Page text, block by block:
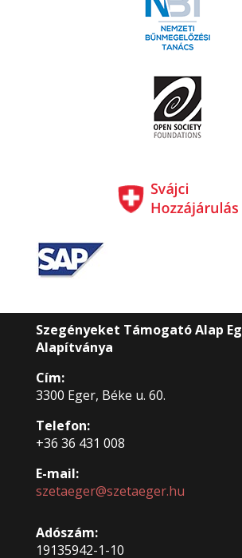
Szegényeket Támogató Alap
Alapítványa
Cím:
3300 Eger, Béke u. 60.
Telefon:
+36 36 431 008
E-mail:
szetaeger@szetaeger.hu
Adószám:
19135942-1-10